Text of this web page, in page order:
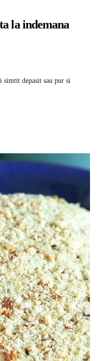
la indemana
depasit sau pur si